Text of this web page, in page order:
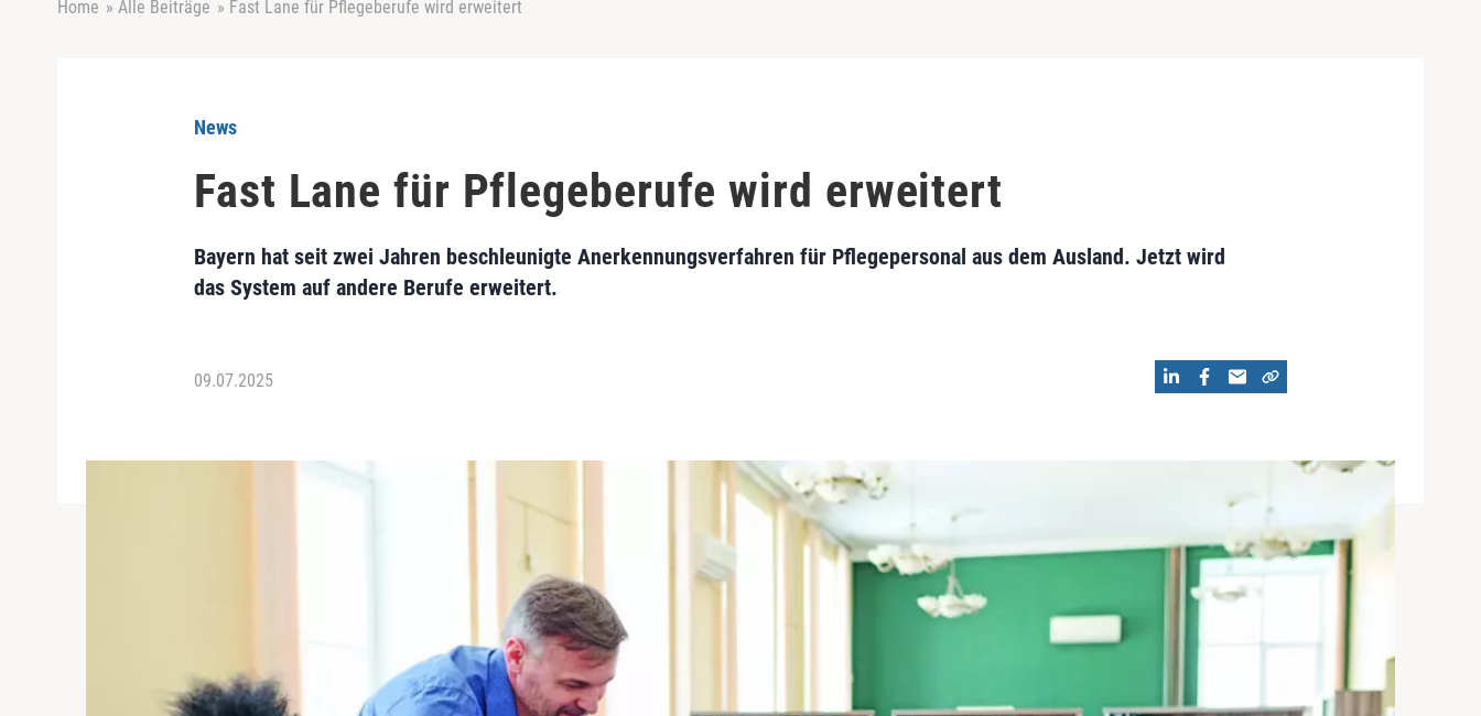
Home » Alle Beiträge » Fast Lane für Pflegeberufe wird erweitert
News
Fast Lane für Pflegeberufe wird erweitert
Bayern hat seit zwei Jahren beschleunigte Anerkennungsverfahren für Pflegepersonal aus dem Ausland. Jetzt wird
das System auf andere Berufe erweitert.
09.07.2025